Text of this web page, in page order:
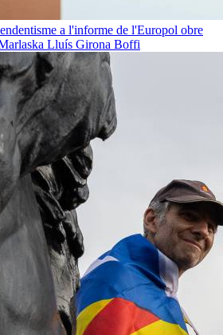
a l'informe de l'Europol obre
Lluís Girona Boffi